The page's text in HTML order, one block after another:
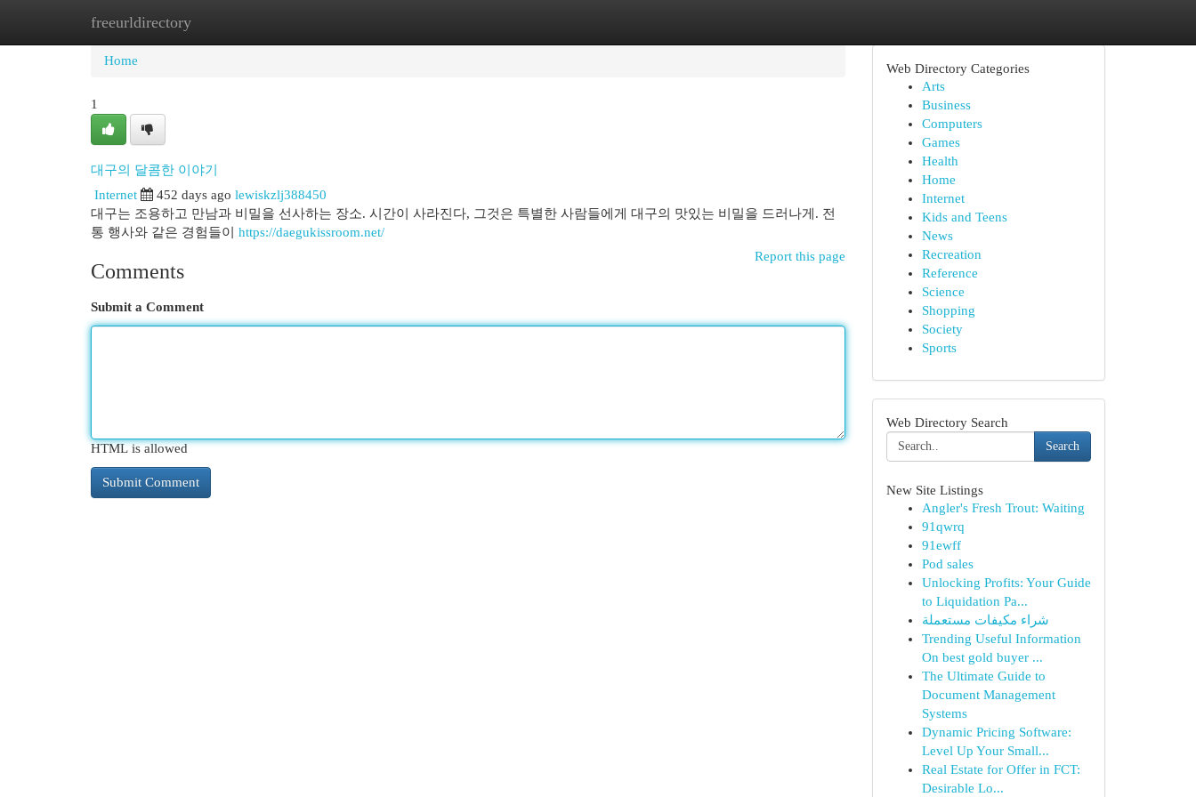
freeurldirectory
Home New Site Listings
Home
1
대구의 달콤한 이야기
Internet 452 days ago lewiskzlj388450
대구는 조용하고 만남과 비밀을 선사하는 장소. 시간이 사라진다, 그것은 특별한 사람들에게 대구의 맛있는 비밀을 드러나게. 전
통 행사와 같은 경험들이 https://daegukissroom.net/
Report this page
Comments
Submit a Comment
HTML is allowed
Web Directory Categories
Arts
Business
Computers
Games
Health
Home
Internet
Kids and Teens
News
Recreation
Reference
Science
Shopping
Society
Sports
Web Directory Search
Search
New Site Listings
Angler's Fresh Trout: Waiting
91qwrq
91ewff
Pod sales
Unlocking Profits: Your Guide
to Liquidation Pa...
شراء مكيفات مستعملة
Trending Useful Information
On best gold buyer ...
The Ultimate Guide to
Document Management
Systems
Dynamic Pricing Software:
Level Up Your Small...
Real Estate for Offer in FCT:
Desirable Lo...